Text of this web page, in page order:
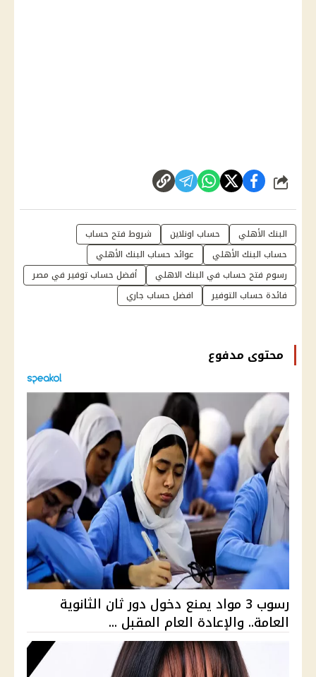
شارك
البنك الأهلي حساب اونلاين
شروط فتح حساب
حساب البنك الأهلي
عوائد حساب البنك الأهلي
رسوم فتح حساب في البنك الاهلي
أفضل حساب توفير في مصر
فائدة حساب التوفير
افضل حساب جاري
محتوى مدفوع
رسوب 3 مواد يمنع دخول دور ثان الثانوية
العامة.. والإعادة العام المقبل ...